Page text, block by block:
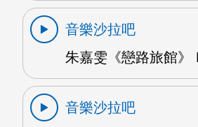
音樂沙拉吧
朱嘉雯《戀路旅館》
音樂沙拉吧